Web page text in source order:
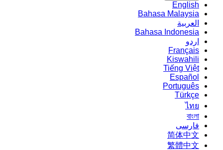
English
Bahasa Malaysia
العربية
Bahasa Indonesia
اردو
Français
Kiswahili
Tiếng Việt
Español
Português
Türkçe
ไทย
বাংলা
فارسی
简体中文
繁體中文